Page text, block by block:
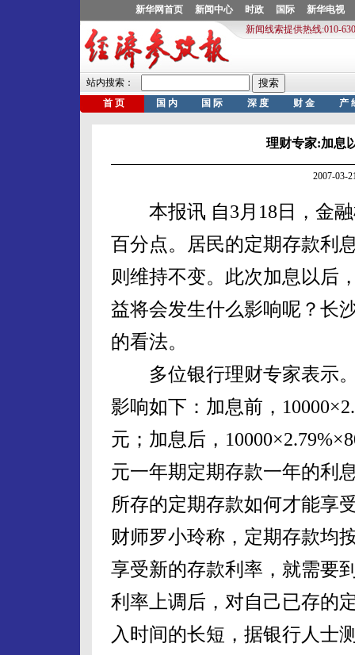
理财专家:加息
2007-03-
本报讯 自3月18日，金融
百分点。居民的定期存款利
则维持不变。此次加息以后
益将会发生什么影响呢？长
的看法。
多位银行理财专家表示。
影响如下：加息前，
元；加息后，
元一年期定期存款一年的利
所存的定期存款如何才能享
财师罗小玲称，定期存款均
享受新的存款利率，就需要
利率上调后，对自己已存的
入时间的长短，据银行人士